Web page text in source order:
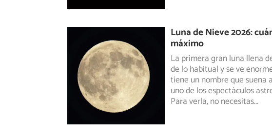
Luna de Nieve 2026:
máximo
La primera gran luna llena
de lo habitual y se ve
tiene un nombre que suena
uno de los espectáculos
Para verla, no necesitas...